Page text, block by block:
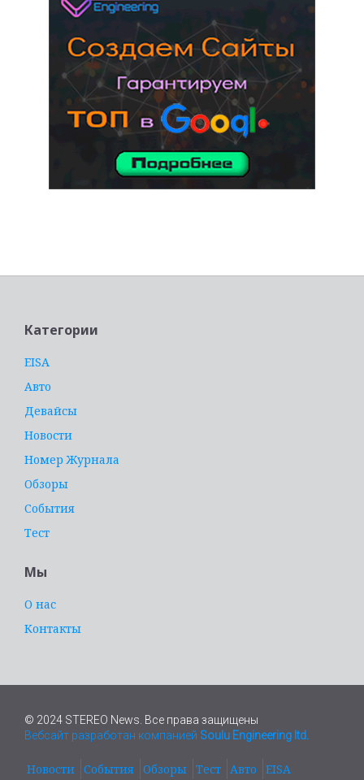
Категории
EISA
Авто
Девайсы
Новости
Номер Журнала
Обзоры
События
Тест
Мы
О нас
Контакты
© 2024 STEREO News. Все права защищены
Вебсайт разработан компанией Soulu Engineering ltd.
Новости События Обзоры Тест Авто EISA